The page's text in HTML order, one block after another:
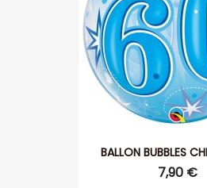
BALLON BUBBLES
7,90 €